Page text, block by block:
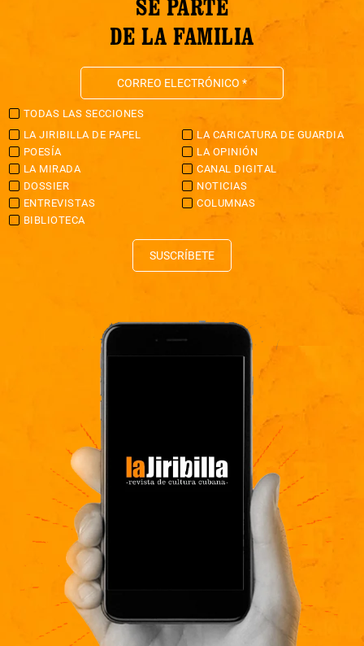
SÉ PARTE
DE LA FAMILIA
TODAS LAS SECCIONES
LA JIRIBILLA DE PAPEL
LA CARICATURA DE GUARDIA
POESÍA
LA OPINIÓN
LA MIRADA
CANAL DIGITAL
DOSSIER
NOTICIAS
ENTREVISTAS
COLUMNAS
BIBLIOTECA
SUSCRÍBETE